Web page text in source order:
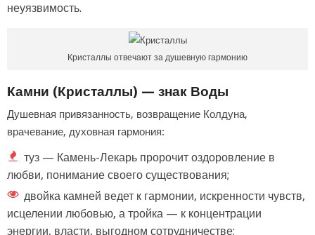
неуязвимость.
Кристаллы отвечают за душевную гармонию
Камни (Кристаллы) — знак Воды
Душевная привязанность, возвращение Колдуна,
врачевание, духовная гармония:
туз — Камень-Лекарь пророчит оздоровление в
любви, понимание своего существования;
двойка камней ведет к гармонии, искренности чувств,
исцелении любовью, а тройка — к концентрации
энергии, власти, выгодном сотрудничестве;